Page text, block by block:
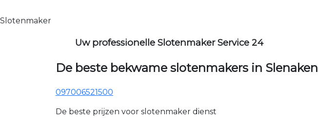
Slotenmaker
Uw professionelle Slotenmaker Service 24
De beste bekwame slotenmakers in Slenaken
097006521500
De beste prijzen voor slotenmaker dienst